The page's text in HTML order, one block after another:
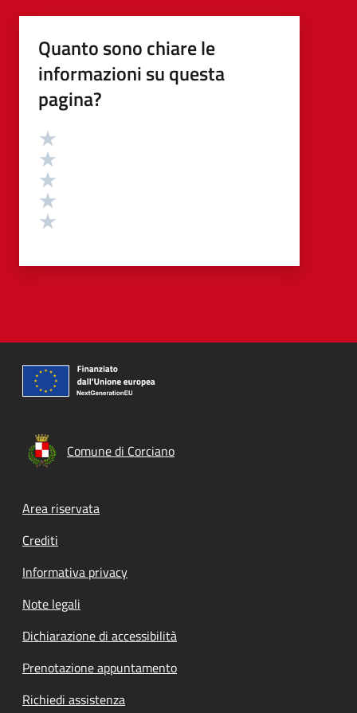
Quanto sono chiare le
informazioni su questa
pagina?
Valutazione
Comune di Corciano
Footer menu
Area riservata
Crediti
Informativa privacy
Note legali
Dichiarazione di accessibilità
Prenotazione appuntamento
Richiedi assistenza